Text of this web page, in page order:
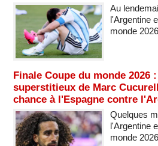
Au
l'Argentine
monde
Finale Coupe du monde 2026
superstitieux de Marc
chance à l'Espagne contre
Quelques
l'Argentine
monde